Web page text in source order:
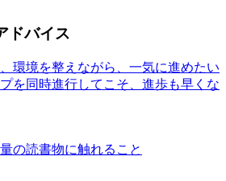
ドバイス
環境を整えながら、一気に進めたい
を同時進行してこそ、進歩も早くな
読書物に触れること